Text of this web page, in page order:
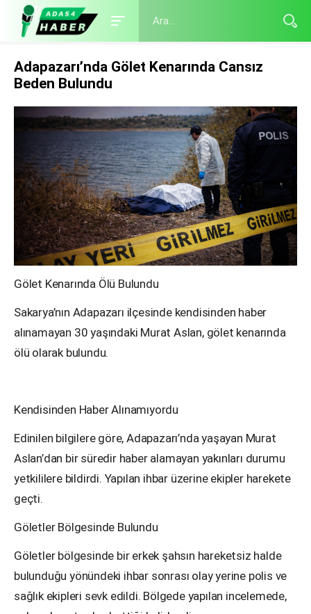
Adapazarı’nda Gölet Kenarında Cansız
Beden Bulundu
Gölet Kenarında Ölü Bulundu
Sakarya’nın Adapazarı ilçesinde kendisinden haber
alınamayan 30 yaşındaki Murat Aslan, gölet kenarında
ölü olarak bulundu.
Kendisinden Haber Alınamıyordu
Edinilen bilgilere göre, Adapazarı’nda yaşayan Murat
Aslan’dan bir süredir haber alamayan yakınları durumu
yetkililere bildirdi. Yapılan ihbar üzerine ekipler harekete
geçti.
Göletler Bölgesinde Bulundu
Göletler bölgesinde bir erkek şahsın hareketsiz halde
bulunduğu yönündeki ihbar sonrası olay yerine polis ve
sağlık ekipleri sevk edildi. Bölgede yapılan incelemede,